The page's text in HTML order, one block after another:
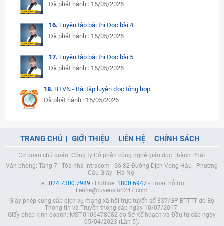
Đã phát hành : 15/05/2026
16. Luyện tập bài thi Đọc bài 4
Đã phát hành : 15/05/2026
17. Luyện tập bài thi Đọc bài 5
Đã phát hành : 15/05/2026
18. BTVN - Bài tập luyện đọc tổng hợp
Đã phát hành : 15/05/2026
TRANG CHỦ GIỚI THIỆU LIÊN HỆ CHÍNH SÁCH
Cơ quan chủ quản: Công ty Cổ phần công nghệ giáo dục Thành Phát
Văn phòng: Tầng 7 - Tòa nhà Intracom - Số 82 Đường Dịch Vọng Hậu - Phường
Cầu Giấy - Hà Nội
Tel: 024.7300.7989 - Hotline: 1800.6947- Email hỗ trợ:
lienhe@tuyensinh247.com
Giấy phép cung cấp dịch vụ mạng xã hội trực tuyến số 337/GP-BTTTT do Bộ
Thông tin và Truyền thông cấp ngày 10/07/2017.
Giấy phép kinh doanh: MST-0106478082 do Sở Kế hoạch và Đầu tư cấp ngày
05/04/2023 (Lần 5).